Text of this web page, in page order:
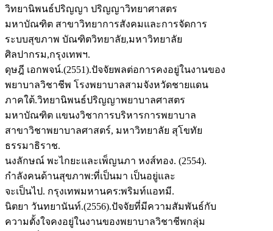
วิทยานิพนธ์ปริญญา ปริญญาวิทยาศาสตร
มหาบัณฑิต สาขาวิทยาการสังคมและการจัดการ
ระบบสุขภาพ บัณฑิตวิทยาลัย,มหาวิทยาลัย
ศิลปากรม,กรุงเทพฯ.
ดุษฎี เอกพจน์.(2551).ปัจจัยพลต่อการคงอยู่ในงานของ
พยาบาลวิชาชีพ โรงพยาบาลสามจังหวัดชายแดน
ภาคใต้.วิทยานิพนธ์ปริญญาพยาบาลศาสตร
มหาบัณฑิต แขนงวิชาการบริหารการพยาบาล
สาขาวิชาพยาบาลศาสตร์, มหาวิทยาลัย สุโขทัย
ธรรมาธิราช.
นงลักษณ์ พะไกยะและเพ็ญนภา หงส์ทอง. (2554).
กำลังคนด้านสุขภาพ:ที่เป็นมา เป็นอยู่และ
จะเป็นไป. กรุงเทพมหานคร:พริมท์แอทมี.
นิตยา วันทยานันท์.(2556).ปัจจัยที่มีความสัมพันธ์กับ
ความตั้งใจคงอยู่ในงานของพยาบาลวิชาชีพกลุ่ม